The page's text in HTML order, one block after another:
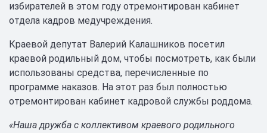
избирателей в этом году отремонтирован кабинет
отдела кадров медучреждения.
Краевой депутат Валерий Калашников посетил
краевой родильный дом, чтобы посмотреть, как были
использованы средства, перечисленные по
программе наказов. На этот раз был полностью
отремонтирован кабинет кадровой службы роддома.
«Наша дружба с коллективом краевого родильного